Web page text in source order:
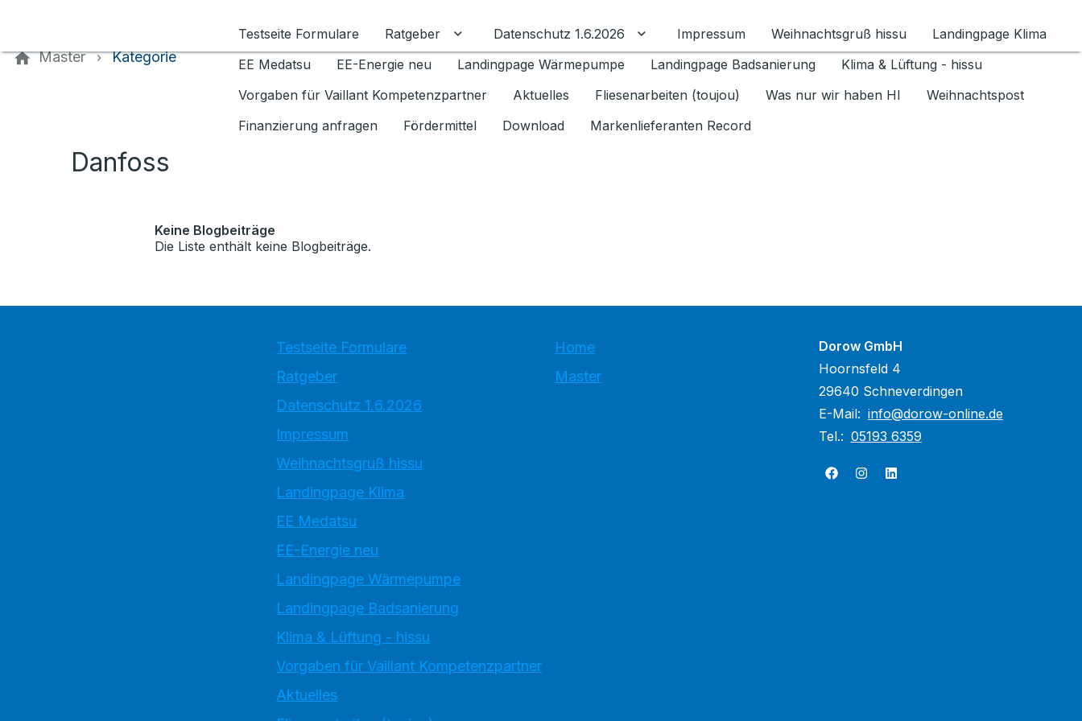
Testseite Formulare
Ratgeber Untermenü für Ratgeber umschalten
Datenschutz 1.6.2026 Untermenü für Datenschutz 1.6.2026 umschalten
Impressum Weihnachtsgruß hissu
Landingpage Klima
EE Medatsu
EE-Energie neu Landingpage Wärmepumpe Landingpage Badsanierung
Klima & Lüftung - hissu
Vorgaben für Vaillant Kompetenzpartner
Aktuelles Fliesenarbeiten (toujou) Was nur wir haben HI
Weihnachtspost
Finanzierung anfragen
Fördermittel Download Markenlieferanten Record
Master Kategorie
Danfoss
Keine Blogbeiträge
Die Liste enthält keine Blogbeiträge.
Testseite Formulare
Ratgeber
Datenschutz 1.6.2026
Impressum
Weihnachtsgruß hissu
Landingpage Klima
EE Medatsu
EE-Energie neu
Landingpage Wärmepumpe
Landingpage Badsanierung
Klima & Lüftung - hissu
Vorgaben für Vaillant Kompetenzpartner
Aktuelles
Home
Master
Dorow GmbH
Hoornsfeld 4
29640 Schneverdingen
E-Mail: info@dorow-online.de
Tel.: 05193 6359